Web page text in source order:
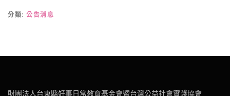
分類: 公告消息
財團法人台東縣好事日常教育基金會暨台灣公益社會實踐協會